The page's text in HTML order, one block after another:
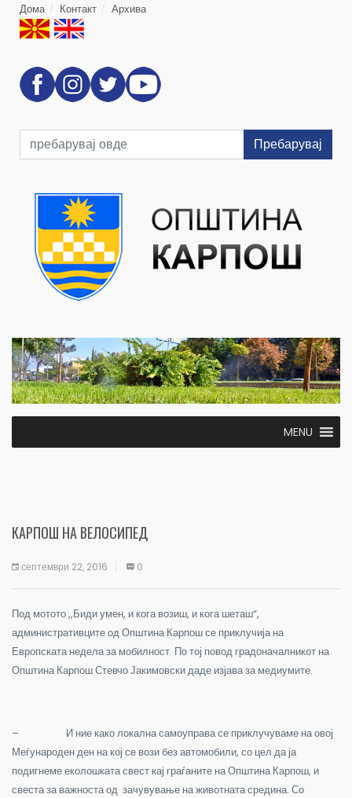
Дома Контакт Архива
Пребарувај
MENU
КАРПОШ НА ВЕЛОСИПЕД
септември 22, 2016 0
Под мотото ,,Биди умен, и кога возиш, и кога шеташ“,
административците од Општина Карпош се приклучија на
Европската недела за мобилност. По тој повод градоначалникот на
Општина Карпош Стевчо Јакимовски даде изјава за медиумите.
– И ние како локална самоуправа се приклучуваме на овој
Меѓународен ден на кој се вози без автомобили, со цел да ја
подигнеме еколошката свест кај граѓаните на Општина Карпош, и
свеста за важноста од зачувување на животната средина. Со